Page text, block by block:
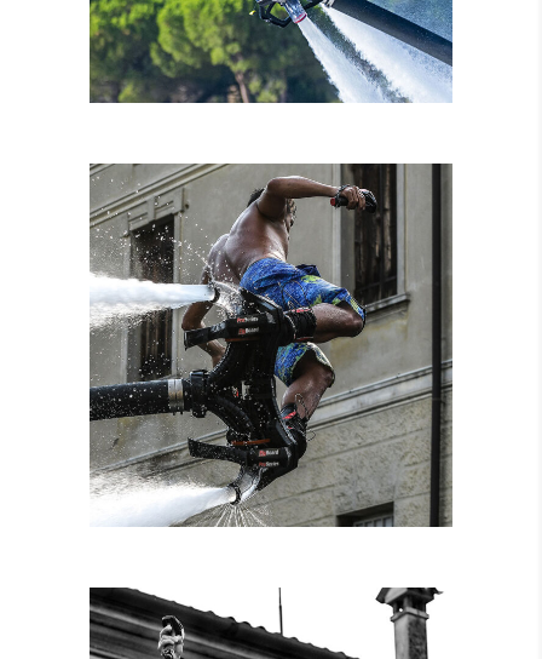
NOLEGGIO
ATTREZZATURE